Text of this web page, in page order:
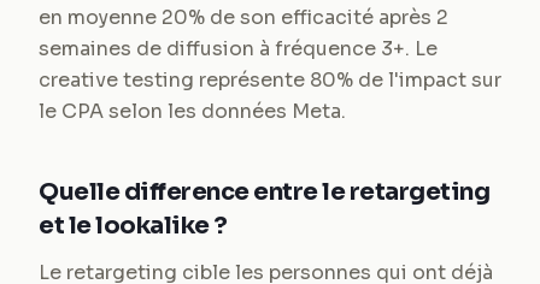
en moyenne 20% de son efficacité après 2
semaines de diffusion à fréquence 3+. Le
creative testing représente 80% de l'impact sur
le CPA selon les données Meta.
Quelle difference entre le retargeting
et le lookalike ?
Le retargeting cible les personnes qui ont déjà